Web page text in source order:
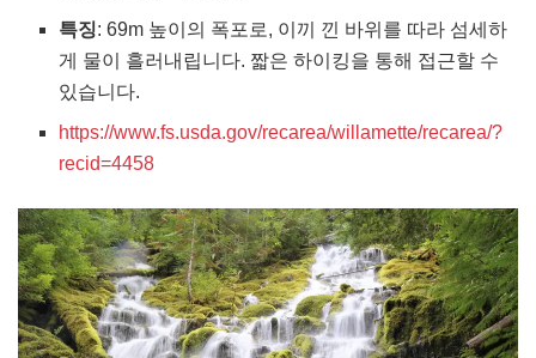
특징: 69m 높이의 폭포로, 이끼 낀 바위를 따라 섬세하
게 물이 흘러내립니다. 짧은 하이킹을 통해 접근할 수
있습니다.
https://www.fs.usda.gov/recarea/willamette/recarea/?
recid=4458